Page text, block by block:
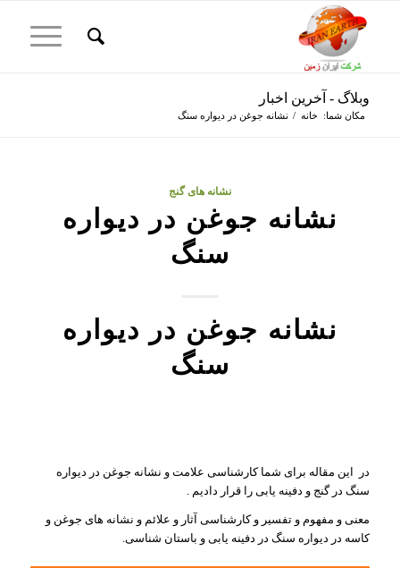
وبلاگ - آخرین اخبار
مکان شما: خانه / نشانه جوغن در دیواره سنگ
نشانه های گنج
نشانه جوغن در دیواره
سنگ
نشانه جوغن در دیواره
سنگ
در این مقاله برای شما کارشناسی علامت و نشانه جوغن در دیواره
سنگ در گنج و دفینه یابی را قرار دادیم .
معنی و مفهوم و تفسیر و کارشناسی آثار و علائم و نشانه های جوغن و
کاسه در دیواره سنگ در دفینه یابی و باستان شناسی.